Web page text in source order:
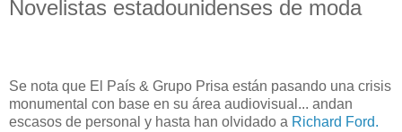
Novelistas estadounidenses de moda
Se nota que El País & Grupo Prisa están pasando una crisis
monumental con base en su área audiovisual... andan
escasos de personal y hasta han olvidado a Richard Ford.